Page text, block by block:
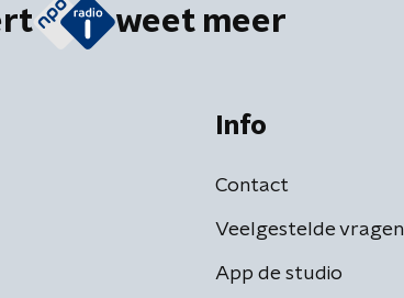
weet meer
Info
Contact
Veelgestelde vragen
App de studio